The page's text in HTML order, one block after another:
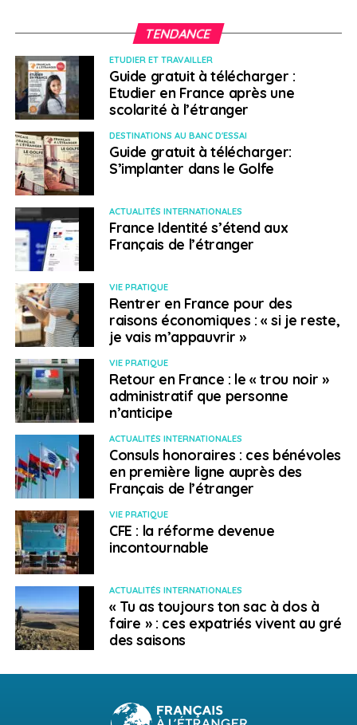
TENDANCE
ETUDIER ET TRAVAILLER
Guide gratuit à télécharger :
Etudier en France après une
scolarité à l’étranger
DESTINATIONS AU BANC D'ESSAI
Guide gratuit à télécharger:
S’implanter dans le Golfe
ACTUALITÉS INTERNATIONALES
France Identité s’étend aux
Français de l’étranger
VIE PRATIQUE
Rentrer en France pour des
raisons économiques : « si je reste,
je vais m’appauvrir »
VIE PRATIQUE
Retour en France : le « trou noir »
administratif que personne
n’anticipe
ACTUALITÉS INTERNATIONALES
Consuls honoraires : ces bénévoles
en première ligne auprès des
Français de l’étranger
VIE PRATIQUE
CFE : la réforme devenue
incontournable
ACTUALITÉS INTERNATIONALES
« Tu as toujours ton sac à dos à
faire » : ces expatriés vivent au gré
des saisons